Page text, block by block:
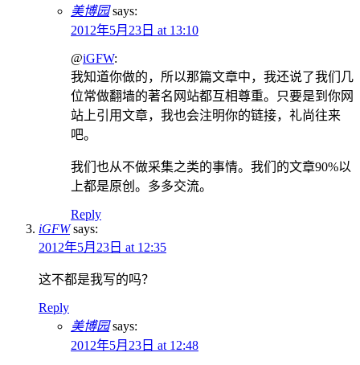
美博园 says:
2012年5月23日 at 13:10
@iGFW:
我知道你做的，所以那篇文章中，我还说了我们几
位常做翻墙的著名网站都互相尊重。只要是到你网
站上引用文章，我也会注明你的链接，礼尚往来
吧。
我们也从不做采集之类的事情。我们的文章90%以
上都是原创。多多交流。
Reply
iGFW says:
2012年5月23日 at 12:35
这不都是我写的吗？
Reply
美博园 says:
2012年5月23日 at 12:48